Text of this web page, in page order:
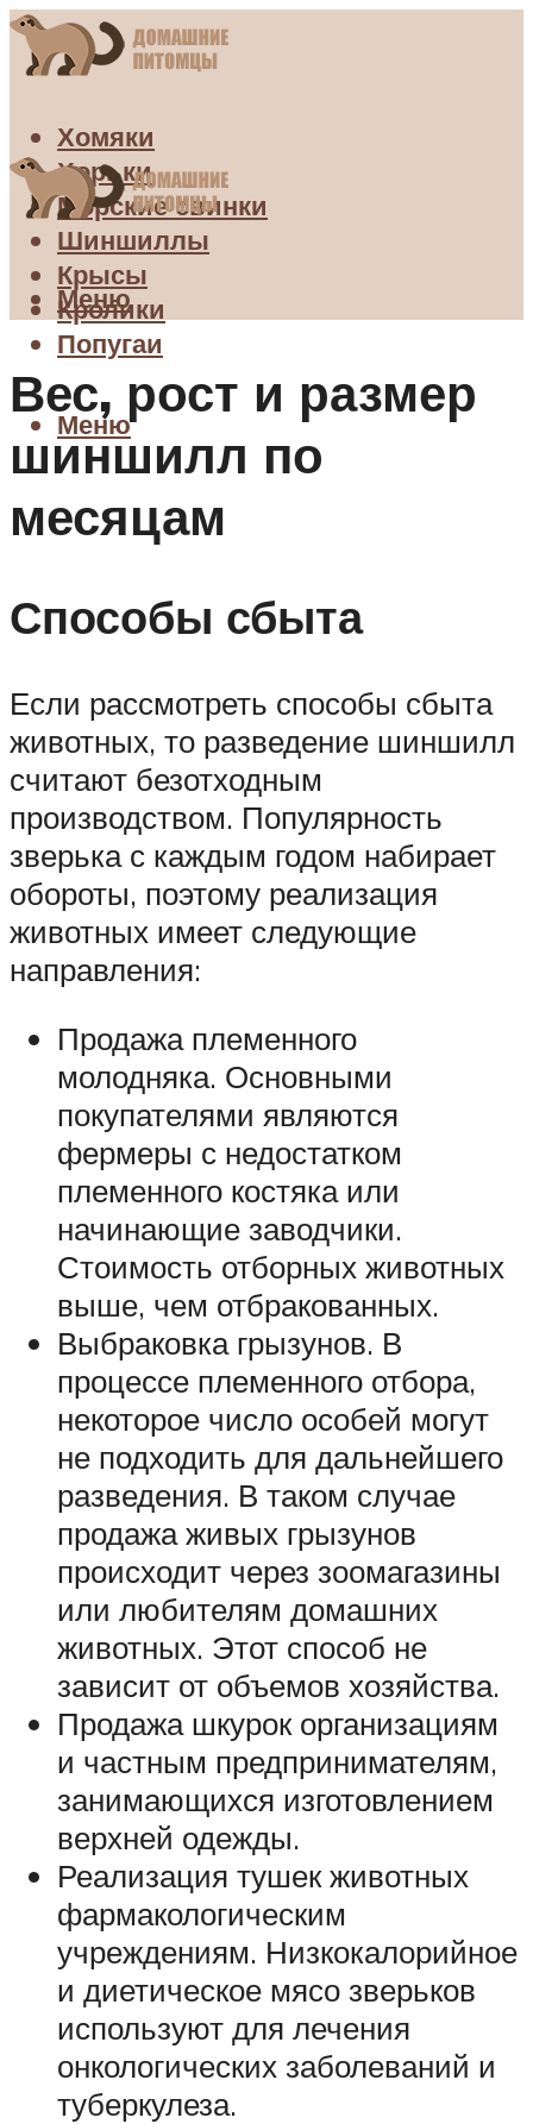
Хомяки
Хорьки
Морские свинки
Шиншиллы
Крысы
Кролики
Попугаи
Меню
Меню
Вес, рост и размер
шиншилл по
месяцам
Способы сбыта
Если рассмотреть способы сбыта
животных, то разведение шиншилл
считают безотходным
производством. Популярность
зверька с каждым годом набирает
обороты, поэтому реализация
животных имеет следующие
направления:
Продажа племенного
молодняка. Основными
покупателями являются
фермеры с недостатком
племенного костяка или
начинающие заводчики.
Стоимость отборных животных
выше, чем отбракованных.
Выбраковка грызунов. В
процессе племенного отбора,
некоторое число особей могут
не подходить для дальнейшего
разведения. В таком случае
продажа живых грызунов
происходит через зоомагазины
или любителям домашних
животных. Этот способ не
зависит от объемов хозяйства.
Продажа шкурок организациям
и частным предпринимателям,
занимающихся изготовлением
верхней одежды.
Реализация тушек животных
фармакологическим
учреждениям. Низкокалорийное
и диетическое мясо зверьков
используют для лечения
онкологических заболеваний и
туберкулеза.